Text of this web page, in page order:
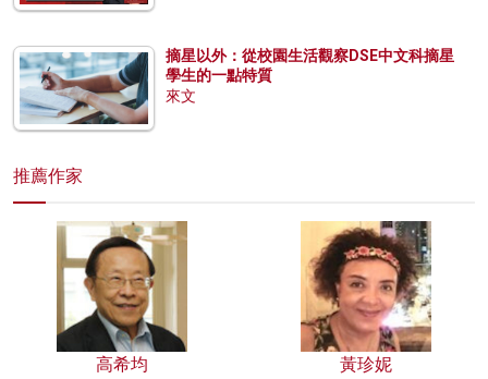
摘星以外：從校園生活觀察DSE中文科摘星
學生的一點特質
來文
推薦作家
高希均 黃珍妮